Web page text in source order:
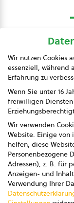
Wir nutzen Cookies
essenziell, während
Erfahrung zu
Wenn Sie unter 16
freiwilligen
Wir verwenden
Website. Einige von
helfen, diese
Personenbezogene
Adressen), z. B. für
Anzeigen- und
Verwendung Ihrer